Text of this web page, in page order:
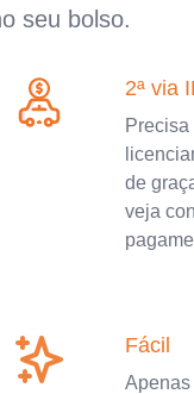
seu bolso.
2ª via
Precisa
de
veja
Fácil